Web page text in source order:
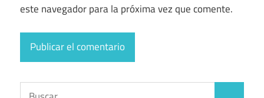
este navegador para la próxima vez que comente.
Buscar: